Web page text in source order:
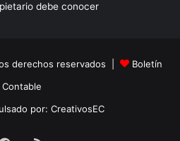
debe conocer
derechos reservados |
Boletín
Contable
por: CreativosEC